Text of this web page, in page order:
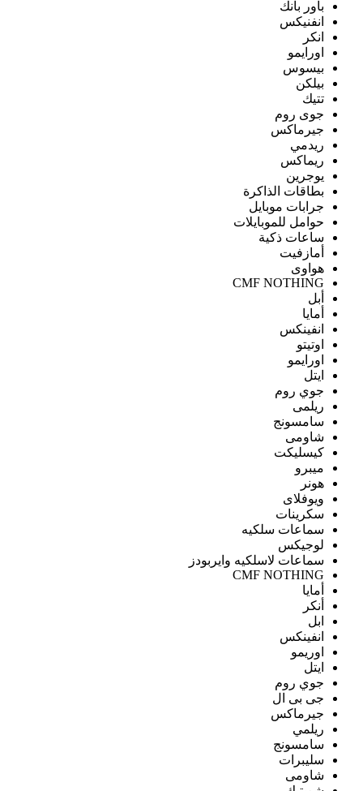
باور بانك
انفنيكس
انكر
اورايمو
بيسوس
بيلكن
تتيك
جوى روم
جيرماكس
ريدمي
ريماكس
يوجرين
بطاقات الذاكرة
جرابات موبايل
حوامل للموبايلات
ساعات ذكية
أمازفيت
هواوى
CMF NOTHING
أبل
أمايا
انفينكس
اوتيتو
اورايمو
ايتل
جوي روم
ريلمى
سامسونج
شاومى
كيسليكت
ميبرو
هونر
ويوفلاى
سكرينات
سماعات سلكيه
لوجيكس
سماعات لاسلكيه وايربودز
CMF NOTHING
أمايا
أنكر
ابل
انفينكس
اوريمو
ايتل
جوي روم
جى بى ال
جيرماكس
ريلمي
سامسونج
سليبرات
شاومى